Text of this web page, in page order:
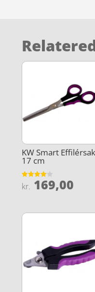
KW Smart
17 cm
Vurderet
4.1
kr. 169,00